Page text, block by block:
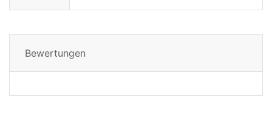
Bewertungen